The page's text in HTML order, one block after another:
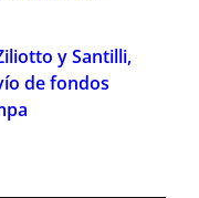
y Santilli,
de fondos